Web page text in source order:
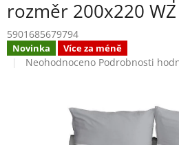
rozměr 200x220
5901685679794
Novinka Více za méně
Průměrné
Neohodnoceno Podrobnosti